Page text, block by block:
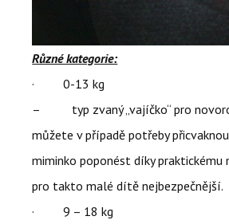
Různé kategorie:
· 0-13 kg
– typ zvaný „vajíčko“ pro
můžete v případě potřeby
miminko poponést díky
pro takto malé dítě nejbezpečnější.
· 9 – 18 kg